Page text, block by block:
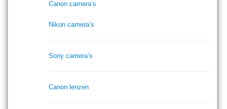
Canon camera’s
Nikon camera’s
Sony camera’s
Canon lenzen